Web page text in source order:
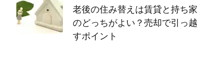
老後の住み替えは賃貸と持ち家
のどっちがよい？売却で引っ越
すポイント